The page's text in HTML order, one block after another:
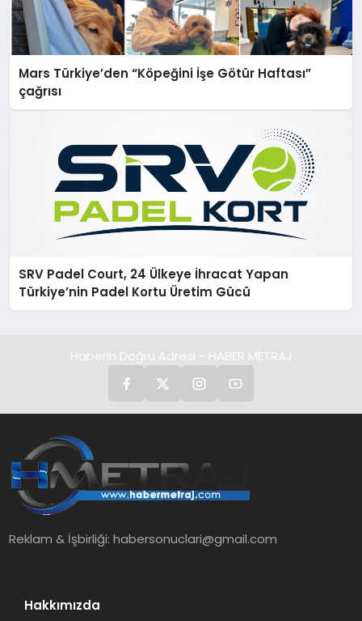
Mars Türkiye’den “Köpeğini İşe Götür Haftası”
çağrısı
SRV Padel Court, 24 Ülkeye İhracat Yapan
Türkiye’nin Padel Kortu Üretim Gücü
Haberin Doğru Adresi - HABER METRAJ
Reklam & İşbirliği:habersonuclari@gmail.com
Hakkımızda